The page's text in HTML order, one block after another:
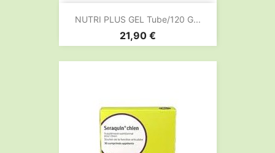
NUTRI PLUS GEL Tube/120 G...
Prix
21,90 €